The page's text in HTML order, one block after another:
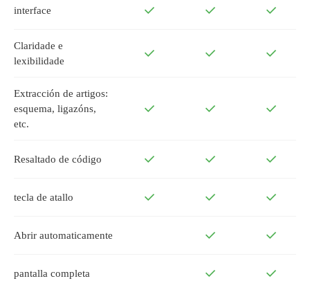
interface
Claridade e
lexibilidade
Extracción de artigos:
esquema, ligazóns,
etc.
Resaltado de código
tecla de atallo
Abrir automaticamente
pantalla completa